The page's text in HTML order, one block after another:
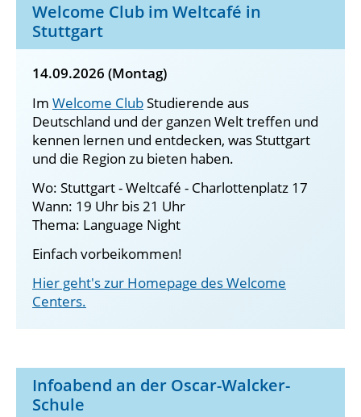
Welcome Club im Weltcafé in
Stuttgart
14.09.2026 (Montag)
Im Welcome ClubStudierende aus
Deutschland und der ganzen Welt treffen und
kennen lernen und entdecken, was Stuttgart
und die Region zu bieten haben.
Wo: Stuttgart - Weltcafé - Charlottenplatz 17
Wann: 19 Uhr bis 21 Uhr
Thema: Language Night
Einfach vorbeikommen!
Hier geht's zur Homepage des Welcome
Centers.
Infoabend an der Oscar-Walcker-
Schule